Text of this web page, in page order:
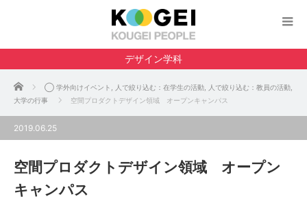
デザイン学科
ホーム ◯ 学外向けイベント 人で絞り込む：在学生の活動 人で絞り込む：教員の活動
大学の行事
空間プロダクトデザイン領域 オープンキャンパス
2019.06.25
空間プロダクトデザイン領域 オープン
キャンパス